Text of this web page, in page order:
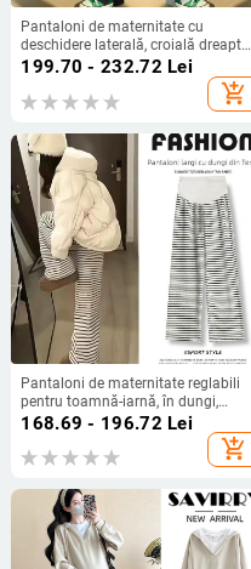
Pantaloni de maternitate cu
deschidere laterală, croială dreaptă,
susținere a burții, căptuți cu fleece,
199.70 - 232.72 Lei
add_shopping_cart
Pantaloni de maternitate reglabili
pentru toamnă-iarnă, în dungi,
croială largă, drapat, drept, lungime
168.69 - 196.72 Lei
add_shopping_cart